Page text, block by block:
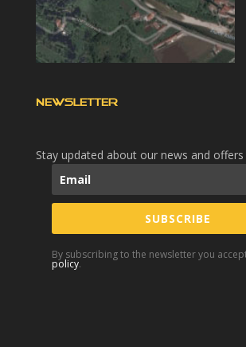
NEWSLETTER
Stay updated about our news and offers
SUBSCRIBE
By subscribing to the newsletter you
policy.